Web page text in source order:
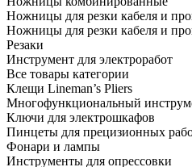
Ножницы для резки кабеля и
Ножницы для резки кабеля и
Резаки
Инструмент для электроработ
Все товары категории
Клещи Lineman’s Pliers
Многофункциональный
Ключи для электрошкафов
Пинцеты для прецизионных
Фонари и лампы
Инструменты для опрессовки